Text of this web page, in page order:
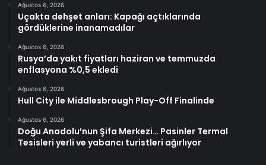
Ağustos 6, 2026
Uçakta dehşet anları: Kapağı açtıklarında
gördüklerine inanamadılar
Ağustos 6, 2026
Rusya’da yakıt fiyatları haziran ve temmuzda
enflasyona %0,5 ekledi
Ağustos 6, 2026
Hull City ile Middlesbrough Play-Off Finalinde
Ağustos 6, 2026
Doğu Anadolu’nun Şifa Merkezi… Pasinler Termal
Tesisleri yerli ve yabancı turistleri ağırlıyor